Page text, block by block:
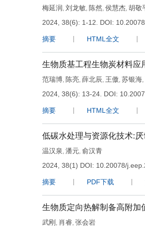
梅延润, 刘龙敏, 陈然, 侯慧杰, 胡敬
2024, 38(6): 1-12.
DOI:
摘要 HTML全文
生物质基工程生物炭材料应
范瑞博, 陈亮, 薛北辰, 王傲, 苏银海,
2024, 38(6): 13-24. DOI:
摘要 HTML全文
低碳水处理与资源化技术:
温汉泉 , 潘元, 俞汉青
2024, 38(1) DOI: 10.20078/
摘要 PDF下载
生物质定向热解制备高附加
武刚 , 肖睿, 张会岩